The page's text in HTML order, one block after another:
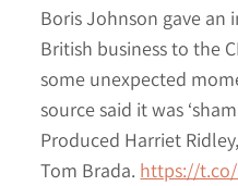
Boris Johnson gave an
British business to the
some unexpected
source said it was
Produced Harriet
Tom Brada. https://